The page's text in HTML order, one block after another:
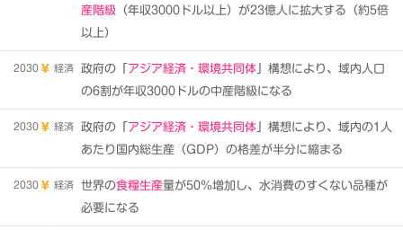
産階級 （年収3000ドル以上）が23億人に拡大する（約5倍
以上）
2030 経済 政府の「 アジア経済・環境共同体 」構想により、域内人口
の6割が年収3000ドルの中産階級になる
2030 経済 政府の「 アジア経済・環境共同体 」構想により、域内の1人
あたり国内総生産（GDP）の格差が半分に縮まる
2030 経済 世界の食糧生産量が50％増加し、水消費のすくない品種が
必要になる